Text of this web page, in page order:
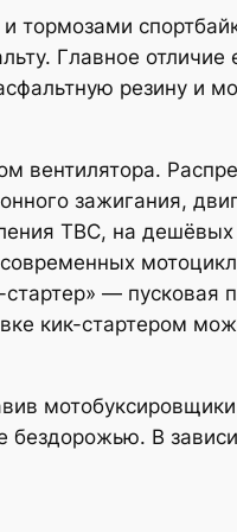
тормозами
Главное отличие
резину и
вентилятора.
зажигания,
ТВС, на
современных
— пусковая
кик-стартером
бездорожью. В